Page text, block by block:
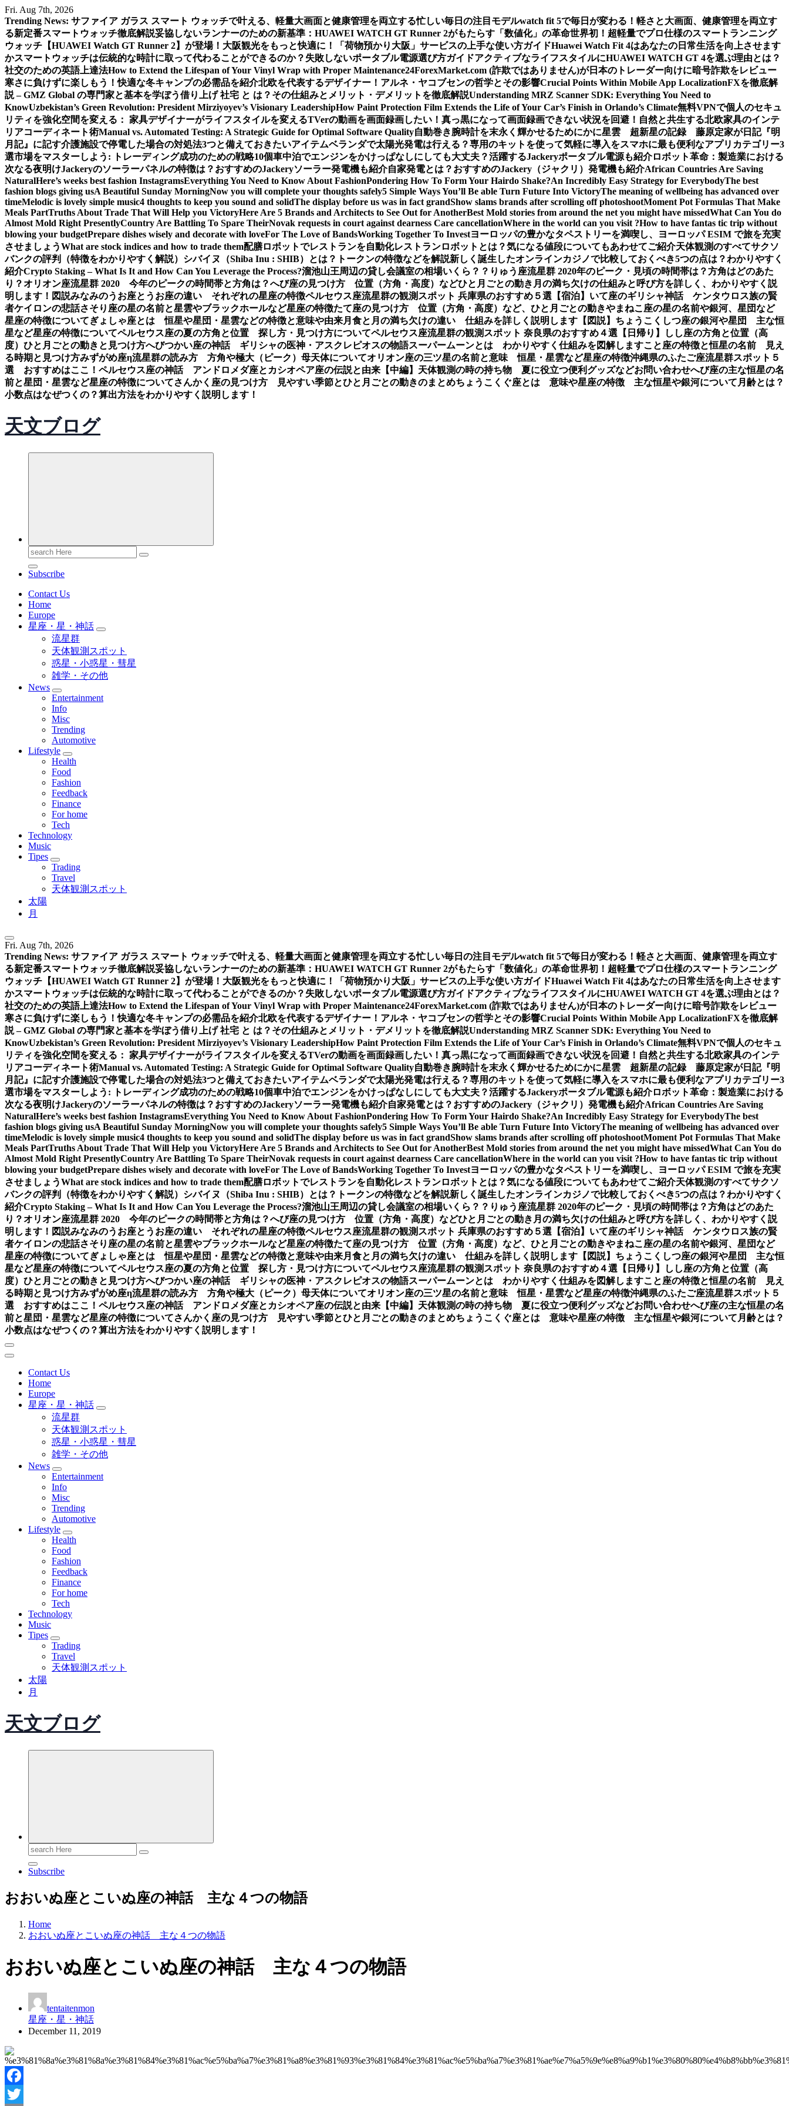
Skip
to
content
Fri. Aug 7th, 2026
Trending News: サファイア ガラス スマート ウォッチで叶える、軽量大画面と健康管理を両立する忙しい毎日の注目モデルwatch fit 5で毎日が変わる！軽さと大画面、健康管理を両立す
る新定番スマートウォッチ徹底解説妥協しないランナーのための新基準：HUAWEI WATCH GT Runner 2がもたらす「数値化」の革命世界初！超軽量でプロ仕様のスマートランニング
ウォッチ【HUAWEI Watch GT Runner 2】が登場！ 大阪観光をもっと快適に！「荷物預かり大阪」サービスの上手な使い方ガイドHuawei Watch Fit 4はあなたの日常生活を向上させます
かスマートウォッチは伝統的な時計に取って代わることができるのか？ 失敗しないポータブル電源選び方ガイドアクティブなライフスタイルにHUAWEI WATCH GT 4を選ぶ理由とは？
社交のための英語上達法How to Extend the Lifespan of Your Vinyl Wrap with Proper Maintenance24ForexMarket.com (詐欺ではありません)が日本のトレーダー向けに暗号詐欺をレビュー
寒さに負けずに楽しもう！快適な冬キャンプの必需品を紹介北欧を代表するデザイナー！アルネ・ヤコブセンの哲学とその影響Crucial Points Within Mobile App LocalizationFXを徹底解
説 – GMZ Global の専門家と基本を学ぼう借り上げ 社宅 と は？その仕組みとメリット・デメリットを徹底解説Understanding MRZ Scanner SDK: Everything You Need to
KnowUzbekistan’s Green Revolution: President Mirziyoyev’s Visionary LeadershipHow Paint Protection Film Extends the Life of Your Car’s Finish in Orlando’s Climate無料VPNで個人のセキュ
リティを強化空間を変える： 家具デザイナーがライフスタイルを変えるTVerの動画を画面録画したい！真っ黒になって画面録画できない状況を回避！ 自然と共生する北欧家具のインテ
リアコーディネート術Manual vs. Automated Testing: A Strategic Guide for Optimal Software Quality自動巻き腕時計を末永く輝かせるためにかに星雲 超新星の記録 藤原定家が日記『明
月記』に記す介護施設で停電した場合の対処法3つと備えておきたいアイテムベランダで太陽光発電は行える？専用のキットを使って気軽に導入をスマホに最も便利なアプリカテゴリー3
選市場をマスターしよう: トレーディング成功のための戦略10個車中泊でエンジンをかけっぱなしにしても大丈夫？活躍するJackeryポータブル電源も紹介ロボット革命：製造業における
次なる夜明けJackeryのソーラーパネルの特徴は？おすすめのJackeryソーラー発電機も紹介自家発電とは？おすすめのJackery（ジャクリ）発電機も紹介African Countries Are Saving
NaturalHere’s weeks best fashion InstagramsEverything You Need to Know About FashionPondering How To Form Your Hairdo Shake?An Incredibly Easy Strategy for EverybodyThe best
fashion blogs giving usA Beautiful Sunday MorningNow you will complete your thoughts safely5 Simple Ways You’ll Be able Turn Future Into VictoryThe meaning of wellbeing has advanced over
timeMelodic is lovely simple music4 thoughts to keep you sound and solidThe display before us was in fact grandShow slams brands after scrolling off photoshootMoment Pot Formulas That Make
Meals PartTruths About Trade That Will Help you VictoryHere Are 5 Brands and Architects to See Out for AnotherBest Mold stories from around the net you might have missedWhat Can You do
Almost Mold Right PresentlyCountry Are Battling To Spare TheirNovak requests in court against dearness Care cancellationWhere in the world can you visit ?How to have fantas tic trip without
blowing your budgetPrepare dishes wisely and decorate with loveFor The Love of BandsWorking Together To Investヨーロッパの豊かなタペストリーを満喫し、ヨーロッパ ESIM で旅を充実
させましょうWhat are stock indices and how to trade them配膳ロボットでレストランを自動化レストランロボットとは？気になる値段についてもあわせてご紹介天体観測のすべてサクソ
バンクの評判（特徴をわかりやすく解説） シバイヌ（Shiba Inu : SHIB）とは？トークンの特徴などを解説新しく誕生したオンラインカジノで比較しておくべき5つの点は？わかりやすく
紹介Crypto Staking – What Is It and How Can You Leverage the Process?溜池山王周辺の貸し会議室の相場いくら？？ りゅう座流星群 2020年のピーク・見頃の時間帯は？方角はどのあた
り？オリオン座流星群 2020 今年のピークの時間帯と方角は？へび座の見つけ方 位置（方角・高度）などひと月ごとの動き 月の満ち欠けの仕組みと呼び方を詳しく、わかりやすく説
明します！図説みなみのうお座とうお座の違い それぞれの星座の特徴ペルセウス座流星群の観測スポット 兵庫県のおすすめ５選【宿泊】 いて座のギリシャ神話 ケンタウロス族の賢
者ケイロンの悲話さそり座の星の名前と星雲やブラックホールなど星座の特徴たて座の見つけ方 位置（方角・高度）など、ひと月ごとの動きやまねこ座の星の名前や銀河、星団など
星座の特徴についてぎょしゃ座とは 恒星や星団・星雲などの特徴と意味や由来月食と月の満ち欠けの違い 仕組みを詳しく説明します【図説】 ちょうこくしつ座の銀河や星団 主な恒
星など星座の特徴についてペルセウス座の夏の方角と位置 探し方・見つけ方についてペルセウス座流星群の観測スポット 奈良県のおすすめ４選【日帰り】
しし座の方角と位置（高
度）ひと月ごとの動きと見つけ方へびつかい座の神話 ギリシャの医神・アスクレピオスの物語スーパームーンとは わかりやすく仕組みを図解しますこと座の特徴と恒星の名前 見え
る時期と見つけ方みずがめ座η流星群の読み方 方角や極大（ピーク）母天体についてオリオン座の三ツ星の名前と意味 恒星・星雲など星座の特徴沖縄県のふたご座流星群スポット５
選 おすすめはここ！ ペルセウス座の神話 アンドロメダ座とカシオペア座の伝説と由来【中編】 天体観測の時の持ち物 夏に役立つ便利グッズなどお問い合わせへび座の主な恒星の名
前と星団・星雲など星座の特徴についてさんかく座の見つけ方 見やすい季節とひと月ごとの動きのまとめちょうこくぐ座とは 意味や星座の特徴 主な恒星や銀河について 月齢とは？
小数点はなぜつくの？算出方法をわかりやすく説明します！
天文ブログ
Search
for:
Subscribe
Contact Us
Home
Europe
星座・星・神話
流星群
天体観測スポット
惑星・小惑星・彗星
雑学・その他
News
Entertainment
Info
Misc
Trending
Automotive
Lifestyle
Health
Food
Fashion
Feedback
Finance
For home
Tech
Technology
Music
Tipes
Trading
Travel
天体観測スポット
太陽
月
Fri. Aug 7th, 2026
Trending News: サファイア ガラス スマート ウォッチで叶える、軽量大画面と健康管理を両立する忙しい毎日の注目モデルwatch fit 5で毎日が変わる！軽さと大画面、健康管理を両立す
る新定番スマートウォッチ徹底解説妥協しないランナーのための新基準：HUAWEI WATCH GT Runner 2がもたらす「数値化」の革命世界初！超軽量でプロ仕様のスマートランニング
ウォッチ【HUAWEI Watch GT Runner 2】が登場！ 大阪観光をもっと快適に！「荷物預かり大阪」サービスの上手な使い方ガイドHuawei Watch Fit 4はあなたの日常生活を向上させます
かスマートウォッチは伝統的な時計に取って代わることができるのか？ 失敗しないポータブル電源選び方ガイドアクティブなライフスタイルにHUAWEI WATCH GT 4を選ぶ理由とは？
社交のための英語上達法How to Extend the Lifespan of Your Vinyl Wrap with Proper Maintenance24ForexMarket.com (詐欺ではありません)が日本のトレーダー向けに暗号詐欺をレビュー
寒さに負けずに楽しもう！快適な冬キャンプの必需品を紹介北欧を代表するデザイナー！アルネ・ヤコブセンの哲学とその影響Crucial Points Within Mobile App LocalizationFXを徹底解
説 – GMZ Global の専門家と基本を学ぼう借り上げ 社宅 と は？その仕組みとメリット・デメリットを徹底解説Understanding MRZ Scanner SDK: Everything You Need to
KnowUzbekistan’s Green Revolution: President Mirziyoyev’s Visionary LeadershipHow Paint Protection Film Extends the Life of Your Car’s Finish in Orlando’s Climate無料VPNで個人のセキュ
リティを強化空間を変える： 家具デザイナーがライフスタイルを変えるTVerの動画を画面録画したい！真っ黒になって画面録画できない状況を回避！ 自然と共生する北欧家具のインテ
リアコーディネート術Manual vs. Automated Testing: A Strategic Guide for Optimal Software Quality自動巻き腕時計を末永く輝かせるためにかに星雲 超新星の記録 藤原定家が日記『明
月記』に記す介護施設で停電した場合の対処法3つと備えておきたいアイテムベランダで太陽光発電は行える？専用のキットを使って気軽に導入をスマホに最も便利なアプリカテゴリー3
選市場をマスターしよう: トレーディング成功のための戦略10個車中泊でエンジンをかけっぱなしにしても大丈夫？活躍するJackeryポータブル電源も紹介ロボット革命：製造業における
次なる夜明けJackeryのソーラーパネルの特徴は？おすすめのJackeryソーラー発電機も紹介自家発電とは？おすすめのJackery（ジャクリ）発電機も紹介African Countries Are Saving
NaturalHere’s weeks best fashion InstagramsEverything You Need to Know About FashionPondering How To Form Your Hairdo Shake?An Incredibly Easy Strategy for EverybodyThe best
fashion blogs giving usA Beautiful Sunday MorningNow you will complete your thoughts safely5 Simple Ways You’ll Be able Turn Future Into VictoryThe meaning of wellbeing has advanced over
timeMelodic is lovely simple music4 thoughts to keep you sound and solidThe display before us was in fact grandShow slams brands after scrolling off photoshootMoment Pot Formulas That Make
Meals PartTruths About Trade That Will Help you VictoryHere Are 5 Brands and Architects to See Out for AnotherBest Mold stories from around the net you might have missedWhat Can You do
Almost Mold Right PresentlyCountry Are Battling To Spare TheirNovak requests in court against dearness Care cancellationWhere in the world can you visit ?How to have fantas tic trip without
blowing your budgetPrepare dishes wisely and decorate with loveFor The Love of BandsWorking Together To Investヨーロッパの豊かなタペストリーを満喫し、ヨーロッパ ESIM で旅を充実
させましょうWhat are stock indices and how to trade them配膳ロボットでレストランを自動化レストランロボットとは？気になる値段についてもあわせてご紹介天体観測のすべてサクソ
バンクの評判（特徴をわかりやすく解説） シバイヌ（Shiba Inu : SHIB）とは？トークンの特徴などを解説新しく誕生したオンラインカジノで比較しておくべき5つの点は？わかりやすく
紹介Crypto Staking – What Is It and How Can You Leverage the Process?溜池山王周辺の貸し会議室の相場いくら？？ りゅう座流星群 2020年のピーク・見頃の時間帯は？方角はどのあた
り？オリオン座流星群 2020 今年のピークの時間帯と方角は？へび座の見つけ方 位置（方角・高度）などひと月ごとの動き 月の満ち欠けの仕組みと呼び方を詳しく、わかりやすく説
明します！図説みなみのうお座とうお座の違い それぞれの星座の特徴ペルセウス座流星群の観測スポット 兵庫県のおすすめ５選【宿泊】 いて座のギリシャ神話 ケンタウロス族の賢
者ケイロンの悲話さそり座の星の名前と星雲やブラックホールなど星座の特徴たて座の見つけ方 位置（方角・高度）など、ひと月ごとの動きやまねこ座の星の名前や銀河、星団など
星座の特徴についてぎょしゃ座とは 恒星や星団・星雲などの特徴と意味や由来月食と月の満ち欠けの違い 仕組みを詳しく説明します【図説】 ちょうこくしつ座の銀河や星団 主な恒
星など星座の特徴についてペルセウス座の夏の方角と位置 探し方・見つけ方についてペルセウス座流星群の観測スポット 奈良県のおすすめ４選【日帰り】
しし座の方角と位置（高
度）ひと月ごとの動きと見つけ方へびつかい座の神話 ギリシャの医神・アスクレピオスの物語スーパームーンとは わかりやすく仕組みを図解しますこと座の特徴と恒星の名前 見え
る時期と見つけ方みずがめ座η流星群の読み方 方角や極大（ピーク）母天体についてオリオン座の三ツ星の名前と意味 恒星・星雲など星座の特徴沖縄県のふたご座流星群スポット５
選 おすすめはここ！ ペルセウス座の神話 アンドロメダ座とカシオペア座の伝説と由来【中編】 天体観測の時の持ち物 夏に役立つ便利グッズなどお問い合わせへび座の主な恒星の名
前と星団・星雲など星座の特徴についてさんかく座の見つけ方 見やすい季節とひと月ごとの動きのまとめちょうこくぐ座とは 意味や星座の特徴 主な恒星や銀河について 月齢とは？
小数点はなぜつくの？算出方法をわかりやすく説明します！
Contact Us
Home
Europe
星座・星・神話
流星群
天体観測スポット
惑星・小惑星・彗星
雑学・その他
News
Entertainment
Info
Misc
Trending
Automotive
Lifestyle
Health
Food
Fashion
Feedback
Finance
For home
Tech
Technology
Music
Tipes
Trading
Travel
天体観測スポット
太陽
月
天文ブログ
Search
for:
Subscribe
おおいぬ座とこいぬ座の神話 主な４つの物語
Home
おおいぬ座とこいぬ座の神話 主な４つの物語
おおいぬ座とこいぬ座の神話 主な４つの物語
tentaitenmon
星座・星・神話
December 11, 2019
Facebook